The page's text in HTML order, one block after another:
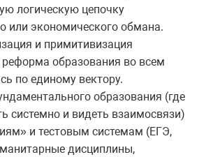
логическую цепочку
или экономического обмана.
и примитивизация
образования во всем
по единому вектору.
образования (где
системно и видеть взаимосвязи)
и тестовым системам (ЕГЭ,
дисциплины,